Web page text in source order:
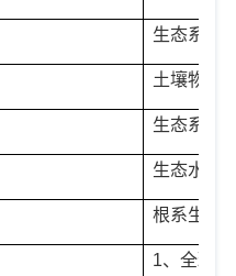
生态系统
土壤物理
生态系统
生态水文
根系生物
1、全球